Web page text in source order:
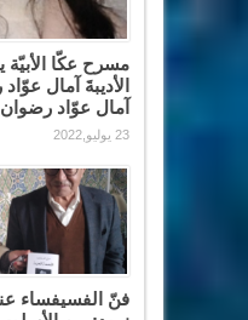
مسرح عكّا
الأديبةَ آمال
آمال عوّاد رضوان
23 يوليو,2022
فنّ الفسيفساء